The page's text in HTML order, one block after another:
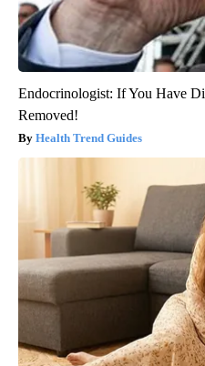
Endocrinologist: If You Have
Removed!
Health Trend Guides